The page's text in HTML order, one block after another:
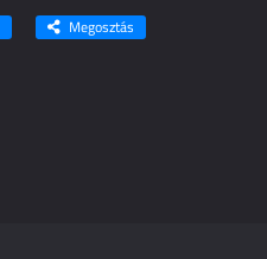
Megosztás